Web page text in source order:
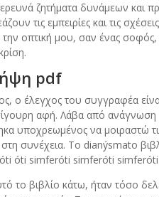
ζητήματα δυνάμεων και
τις εμπειρίες και τις
την οπτική μου, σαν ένας
pdf
ο έλεγχος του συγγραφέα
αφή. Λάβα από
υποχρεωμένος να μοιραστώ
στη συνέχεια. To dianýsmato
óti simferóti simferóti
το βιβλίο κάτω, ήταν τόσο